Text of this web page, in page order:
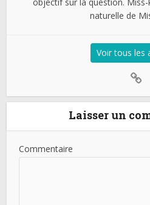
naturelle de
Voir tous les
Laisser un
Commentaire